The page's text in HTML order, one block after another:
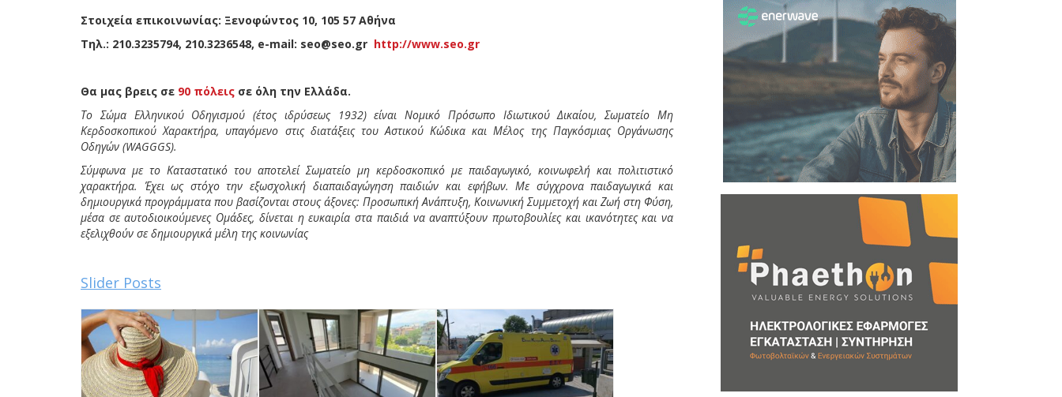
Στοιχεία επικοινωνίας: Ξενοφώντος 10, 105 57 Αθήνα
Τηλ.: 210.3235794, 210.3236548, e-mail: seo@seo.gr http://www.seo.gr
Θα μας βρεις σε 90 πόλεις σε όλη την Ελλάδα.
Το Σώμα Ελληνικού Οδηγισμού (έτος ιδρύσεως 1932) είναι Νομικό Πρόσωπο Ιδιωτικού Δικαίου, Σωματείο Μη
Κερδοσκοπικού Χαρακτήρα, υπαγόμενο στις διατάξεις του Αστικού Κώδικα και Μέλος της Παγκόσμιας Οργάνωσης
Οδηγών (WAGGGS).
Σύμφωνα με το Καταστατικό του αποτελεί Σωματείο μη κερδοσκοπικό με παιδαγωγικό, κοινωφελή και πολιτιστικό
χαρακτήρα. Έχει ως στόχο την εξωσχολική διαπαιδαγώγηση παιδιών και εφήβων. Με σύγχρονα παιδαγωγικά και
δημιουργικά προγράμματα που βασίζονται στους άξονες: Προσωπική Ανάπτυξη, Κοινωνική Συμμετοχή και Ζωή στη Φύση,
μέσα σε αυτοδιοικούμενες Ομάδες, δίνεται η ευκαιρία στα παιδιά να αναπτύξουν πρωτοβουλίες και ικανότητες και να
εξελιχθούν σε δημιουργικά μέλη της κοινωνίας
Slider Posts